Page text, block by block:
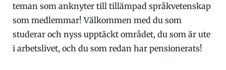
teman som anknyter till tillämpad språkvetenskap
som medlemmar! Välkommen med du som
studerar och nyss upptäckt området, du som är ute
i arbetslivet, och du som redan har pensionerats!